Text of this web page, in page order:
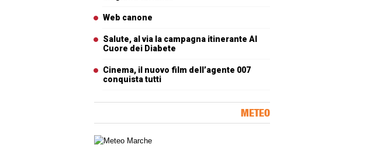
Web canone
Salute, al via la campagna itinerante Al
Cuore dei Diabete
Cinema, il nuovo film dell’agente 007
conquista tutti
METEO
Carta meteorologica delle Marche